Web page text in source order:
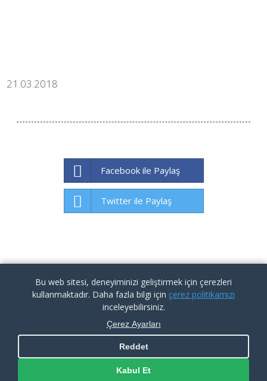
21.03.2018
Facebook ile Paylaş
Twitter ile Paylaş
KVKK İlgili Kişi Başvuru Formu | Aydınlatma Metni |
Çerez
Politikası
Bu web sitesi, deneyiminizi geliştirmek için çerezleri
kullanmaktadır. Daha fazla bilgi için çerez politikamızı
inceleyebilirsiniz.
Çerez Ayarları
Reddet
Kabul Et